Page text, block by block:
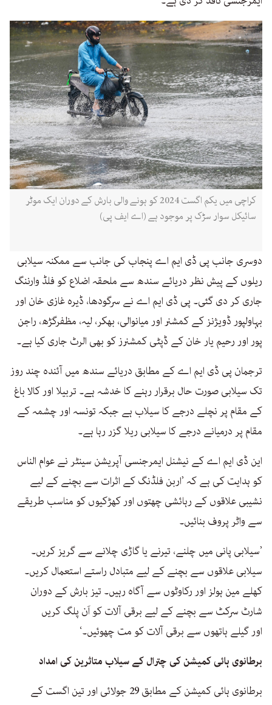
کراچی میں یکم اگست 2024 کو ہونے والی بارش کے دوران ایک موٹر
سائیکل سوار سڑک پر موجود ہے (اے ایف پی)
دوسری جانب پی ڈی ایم اے پنجاب کی جانب سے ممکنہ سیلابی
ریلوں کے پیش نظر دریائے سندھ سے ملحقہ اضلاع کو فلڈ وارننگ
جاری کر دی گئی۔ پی ڈی ایم اے نے سرگودھا، ڈیرہ غازی خان اور
بہاولپور ڈویژنز کے کمشنر اور میانوالی، بھکر، لیہ، مظفرگڑھ، راجن
پور اور رحیم یار خان کے ڈپٹی کمشنرز کو بھی الرٹ جاری کیا ہے۔
ترجمان پی ڈی ایم اے کے مطابق دریائے سندھ میں آئندہ چند روز
تک سیلابی صورت حال برقرار رہنے کا خدشہ ہے۔ تربیلا اور کالا باغ
کے مقام پر نچلے درجے کا سیلاب ہے جبکہ تونسہ اور چشمہ کے
مقام پر درمیانے درجے کا سیلابی ریلا گزر رہا ہے۔
این ڈی ایم اے کے نیشنل ایمرجنسی آپریشن سینٹر نے عوام الناس
کو ہدایت کی ہے کہ ’اربن فلڈنگ کے اثرات سے بچنے کے لیے
نشیبی علاقوں کے رہائشی چھتوں اور کھڑکیوں کو مناسب طریقے
سے واٹر پروف بنائیں۔
’سیلابی پانی میں چلنے، تیرنے یا گاڑی چلانے سے گریز کریں۔
سیلابی علاقوں سے بچنے کے لیے متبادل راستے استعمال کریں۔
کھلے مین ہولز اور رکاوٹوں سے آگاہ رہیں۔ تیز بارش کے دوران
شارٹ سرکٹ سے بچنے کے لیے برقی آلات کو اَن پلگ کریں
اور گیلے ہاتھوں سے برقی آلات کو مت چھوئیں۔‘
برطانوی ہائی کمیشن کی چترال کے سیلاب متاثرین کی امداد
برطانوی ہائی کمیشن کے مطابق 29 جولائی اور تین اگست کے